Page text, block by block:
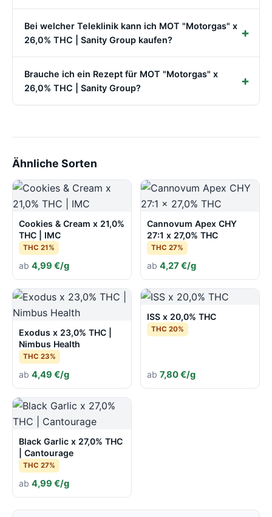
Bei welcher Teleklinik kann ich MOT "Motorgas" x
26,0% THC | Sanity Group kaufen?
Brauche ich ein Rezept für MOT "Motorgas" x
26,0% THC | Sanity Group?
Ähnliche Sorten
Cookies & Cream x 21,0%
THC | IMC
THC 21%
ab 4,99 €/g
Cannovum Apex CHY
27:1 x 27,0% THC
THC 27%
ab 4,27 €/g
Exodus x 23,0% THC |
Nimbus Health
THC 23%
ab 4,49 €/g
ISS x 20,0% THC
THC 20%
ab 7,80 €/g
Black Garlic x 27,0% THC
| Cantourage
THC 27%
ab 4,99 €/g